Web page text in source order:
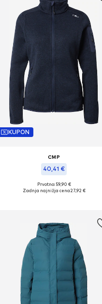
KUPON
CMP
40,41 €
Razpoložljive velikosti: XXS, XS
Prvotno: 59,90 €
Zadnja najnižja cena27,92 €